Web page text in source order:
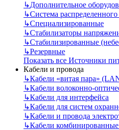
↳Дополнительное
↳Система
↳Специализированные
↳Стабилизаторы
↳Стабилизированные
↳Резервные
Показать все Источники
Кабели и провода
↳Кабели «витая пара»
↳Кабели волоконно-
↳Кабели для интерфейса
↳Кабели для систем
↳Кабели и провода
↳Кабели